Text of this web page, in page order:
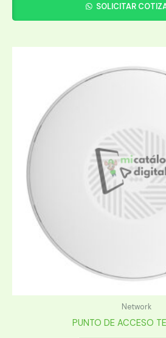
SOLICITAR
Network
PUNTO DE ACCESO